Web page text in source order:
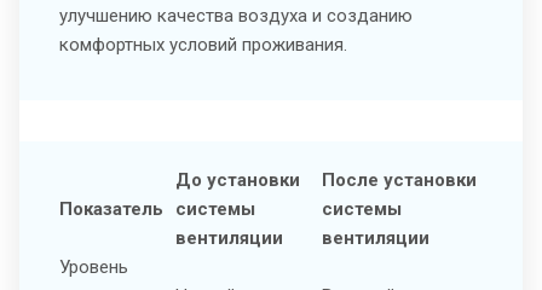
улучшению качества воздуха и созданию
комфортных условий проживания.
Показатель
До установки
системы
вентиляции
После установки
системы
вентиляции
Уровень